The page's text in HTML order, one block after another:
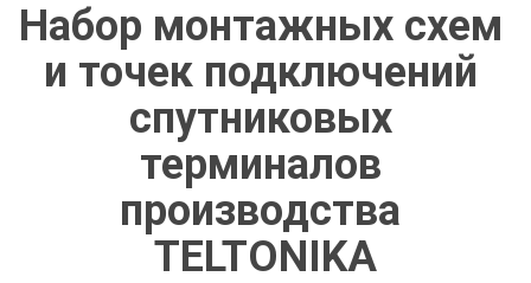
Набор монтажных схем
и точек подключений
спутниковых
терминалов
производства
TELTONIKA